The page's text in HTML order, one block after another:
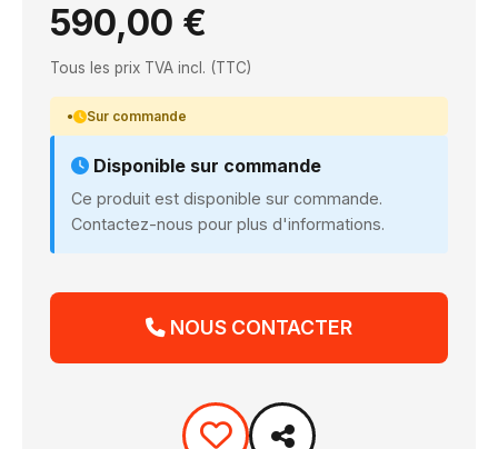
590,00 €
Tous les prix TVA incl. (TTC)
Sur commande
Disponible sur commande
Ce produit est disponible sur commande.
Contactez-nous pour plus d'informations.
NOUS CONTACTER